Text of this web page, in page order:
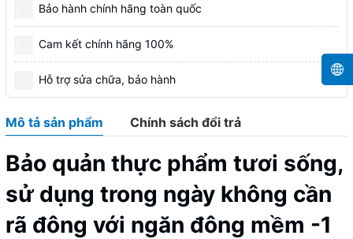
Bảo hành chính hãng toàn quốc
Cam kết chính hãng 100%
Hỗ trợ sửa chữa, bảo hành
Mô tả sản phẩm Chính sách đổi trả
Bảo quản thực phẩm tươi sống,
sử dụng trong ngày không cần
rã đông với ngăn đông mềm -1